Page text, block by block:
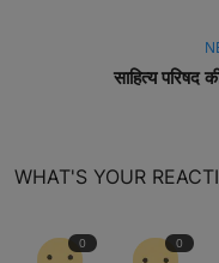
साहित्य परिषद
WHAT'S YOUR
0 0